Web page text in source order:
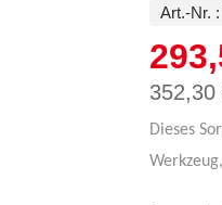
Art.-Nr. :
352,30
Dieses